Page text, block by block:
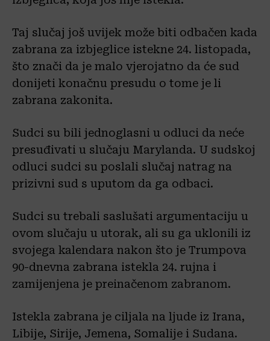
Taj slučaj još uvijek može biti odbačen kada
zabrana za izbjeglice istekne 24. listopada,
što znači da je malo vjerojatno da će sud
donijeti konačnu presudu o tome je li
zabrana zakonita.
Sudci su bili jednoglasni u odluci da neće
presuđivati u slučaju Marylanda. U sudskoj
odluci sudci su poslali slučaj natrag na
prizivni sud s uputom da ga odbaci.
Sudci su trebali saslušati argumentaciju u
ovom slučaju u utorak, ali su ga uklonili iz
svojega kalendara nakon što je Trumpova
90-dnevna zabrana istekla 24. rujna i
zamijenjena je preinačenom zabranom.
Istekla zabrana je ciljala na ljude iz Irana,
Libije, Sirije, Jemena, Somalije i Sudana.